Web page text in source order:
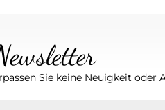
Sie keine Neuigkeit